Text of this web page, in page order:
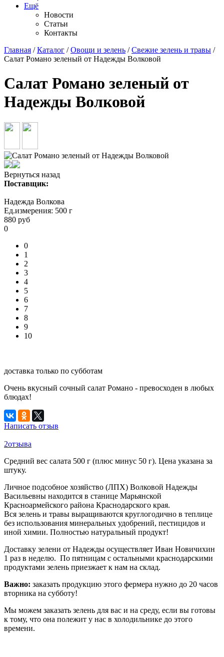
Ещё
Новости
Статьи
Контакты
Главная /Каталог /Овощи и зелень /Свежие зелень и травы /
Салат Романо зеленый от Надежды Волковой
Салат Романо зеленый от
Надежды Волковой
Вернуться назад
Поставщик:
Надежда Волкова
Ед.измерения: 500 г
880 руб
0
0
1
2
3
4
5
6
7
8
9
10
доставка только по субботам
Очень вкусный сочный салат Романо - превосходен в любых
блюдах!
Написать отзыв
2отзыва
Средний вес салата 500 г (плюс минус 50 г). Цена указана за
штуку.
Личное подсобное хозяйство (ЛПХ) Волковой Надежды
Васильевны находится в станице Марьянской
Красноармейского района Краснодарского края.
Вся зелень и травы выращиваются круглогодично в теплице
без использования минеральных удобрений, пестицидов и
иной химии. Полностью натуральный продукт!
Доставку зелени от Надежды осуществляет Иван Новичихин
1 раз в неделю. По пятницам с остальными краснодарскими
продуктами зелень приезжает к нам на склад.
Важно: заказать продукцию этого фермера нужно до 20 часов
вторника на субботу!
Мы можем заказать зелень для вас и на среду, если вы готовы
к тому, что она полежит у нас в холодильнике до этого
времени.